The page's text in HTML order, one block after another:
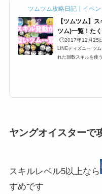
ツムツム攻略日記｜イベ
【ツムツム】
ツム)一覧！た
🕒️2017年12月25
LINEディズニー ツ
れた回数スキルを使
ヤングオイスターで
スキルレベル5以上なら
すめです